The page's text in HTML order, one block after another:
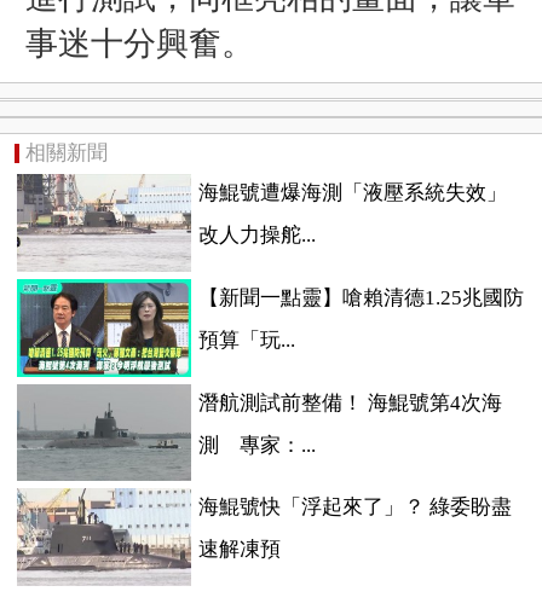
事迷十分興奮。
相關新聞
海鯤號遭爆海測「液壓系統失效」
改人力操舵...
【新聞一點靈】嗆賴清德1.25兆國防
預算「玩...
潛航測試前整備！ 海鯤號第4次海
測 專家：...
海鯤號快「浮起來了」？ 綠委盼盡
速解凍預